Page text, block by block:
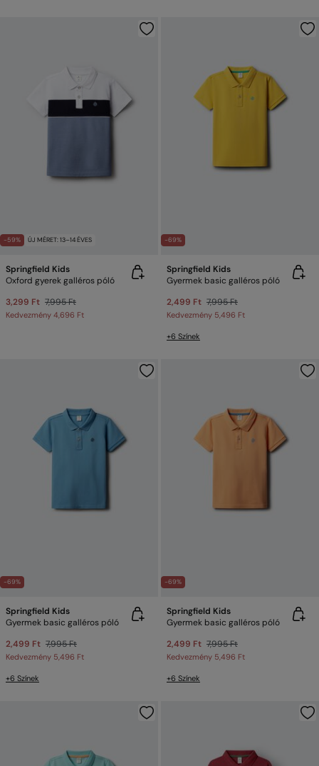
-59% ÚJ MÉRET: 13–14 ÉVES
Springfield Kids
Oxford gyerek galléros póló
3,299 Ft 7,995 Ft
Kedvezmény 4,696 Ft
-69%
Springfield Kids
Gyermek basic galléros póló
2,499 Ft 7,995 Ft
Kedvezmény 5,496 Ft
+6 Színek
-69%
Springfield Kids
Gyermek basic galléros póló
2,499 Ft 7,995 Ft
Kedvezmény 5,496 Ft
+6 Színek
-69%
Springfield Kids
Gyermek basic galléros póló
2,499 Ft 7,995 Ft
Kedvezmény 5,496 Ft
+6 Színek